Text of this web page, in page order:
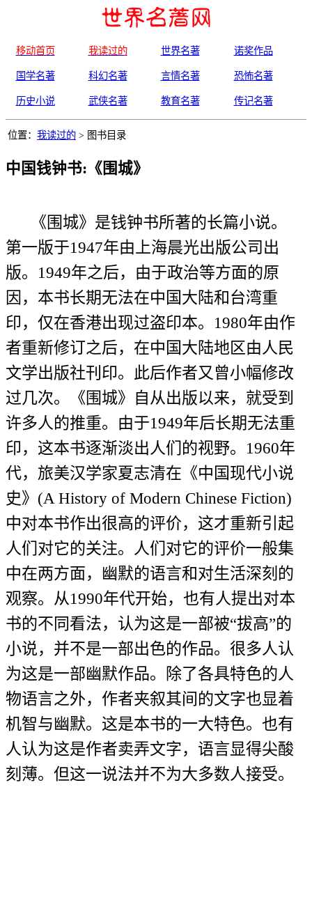
移动首页 我读过的 世界名著 诺奖作品
国学名著 科幻名著 言情名著 恐怖名著
历史小说 武侠名著 教育名著 传记名著
位置： 我读过的 > 图书目录
中国钱钟书:《围城》
《围城》是钱钟书所著的长篇小说。
第一版于1947年由上海晨光出版公司出
版。1949年之后，由于政治等方面的原
因，本书长期无法在中国大陆和台湾重
印，仅在香港出现过盗印本。1980年由作
者重新修订之后，在中国大陆地区由人民
文学出版社刊印。此后作者又曾小幅修改
过几次。《围城》自从出版以来，就受到
许多人的推重。由于1949年后长期无法重
印，这本书逐渐淡出人们的视野。1960年
代，旅美汉学家夏志清在《中国现代小说
史》(A History of Modern Chinese Fiction)
中对本书作出很高的评价，这才重新引起
人们对它的关注。人们对它的评价一般集
中在两方面，幽默的语言和对生活深刻的
观察。从1990年代开始，也有人提出对本
书的不同看法，认为这是一部被“拔高”的
小说，并不是一部出色的作品。很多人认
为这是一部幽默作品。除了各具特色的人
物语言之外，作者夹叙其间的文字也显着
机智与幽默。这是本书的一大特色。也有
人认为这是作者卖弄文字，语言显得尖酸
刻薄。但这一说法并不为大多数人接受。